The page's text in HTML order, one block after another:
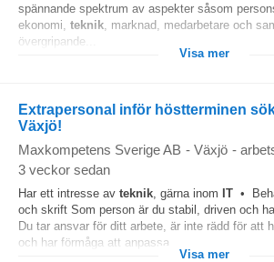
spännande spektrum av aspekter såsom
ekonomi, teknik, marknad, medarbetare och
övergripande...
Visa mer
Extrapersonal inför höstterminen
Växjö!
Maxkompetens Sverige AB - Växjö -
3 veckor sedan
Har ett intresse av teknik, gärna inom IT •
och skrift Som person är du stabil, driven och
Du tar ansvar för ditt arbete, är inte rädd för att
och har förmåga att anpassa...
Visa mer